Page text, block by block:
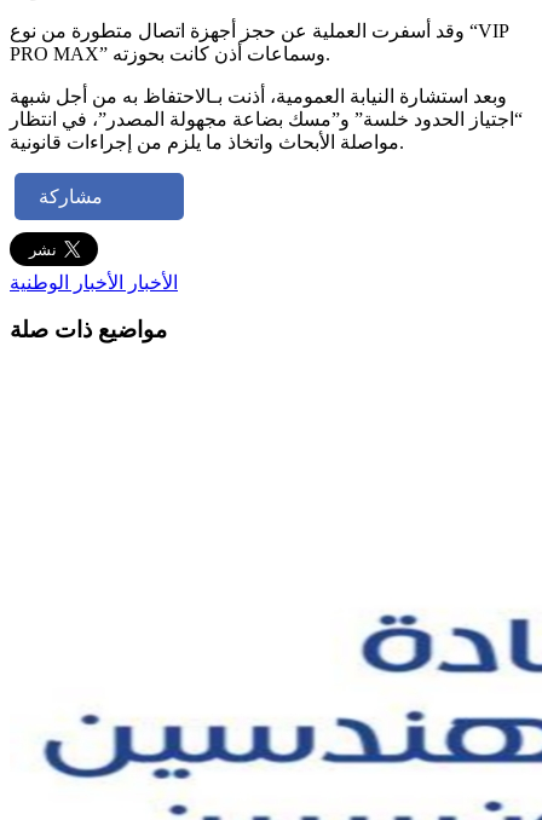
وقد أسفرت العملية عن حجز أجهزة اتصال متطورة من نوع “VIP
PRO MAX” وسماعات أذن كانت بحوزته.
وبعد استشارة النيابة العمومية، أذنت بـالاحتفاظ به من أجل شبهة
“اجتياز الحدود خلسة” و”مسك بضاعة مجهولة المصدر”، في انتظار
مواصلة الأبحاث واتخاذ ما يلزم من إجراءات قانونية.
مشاركة
الأخبار الأخبار الوطنية
مواضيع ذات صلة